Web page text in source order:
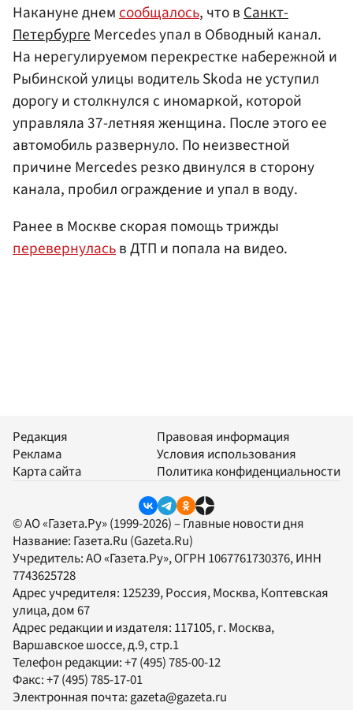
Накануне днемсообщалось, что вСанкт-
ПетербургеMercedes упал в Обводный канал.
На нерегулируемом перекрестке набережной и
Рыбинской улицы водитель Skoda не уступил
дорогу и столкнулся с иномаркой, которой
управляла 37-летняя женщина. После этого ее
автомобиль развернуло. По неизвестной
причине Mercedes резко двинулся в сторону
канала, пробил ограждение и упал в воду.
Ранее в Москве скорая помощь трижды
перевернуласьв ДТП и попала на видео.
Редакция
Реклама
Карта сайта
Правовая информация
Условия использования
Политика конфиденциальности
© АО «Газета.Ру» (1999-2026) – Главные новости дня
Название: Газета.Ru (Gazeta.Ru)
Учредитель:АО «Газета.Ру», ОГРН 1067761730376, ИНН
7743625728
Адрес учредителя: 125239, Россия, Москва, Коптевская
улица, дом 67
Адрес редакции и издателя: 117105, г. Москва,
Варшавское шоссе, д.9, стр.1
Телефон редакции:+7 (495) 785-00-12
Факс:+7 (495) 785-17-01
Электронная почта:gazeta@gazeta.ru